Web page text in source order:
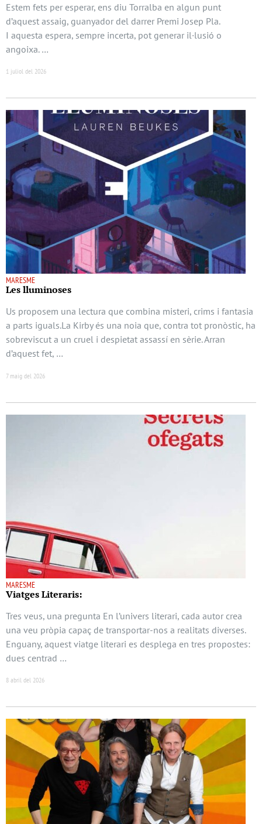
Estem fets per esperar, ens diu Torralba en algun punt
d’aquest assaig, guanyador del darrer Premi Josep Pla.
I aquesta espera, sempre incerta, pot generar il·lusió o
angoixa. …
1 juliol del 2026
MARESME
Les lluminoses
Us proposem una lectura que combina misteri, crims i fantasia
a parts iguals.La Kirby és una noia que, contra tot pronòstic, ha
sobreviscut a un cruel i despietat assassí en sèrie. Arran
d’aquest fet, …
7 maig del 2026
MARESME
Viatges Literaris:
Tres veus, una pregunta En l’univers literari, cada autor crea
una veu pròpia capaç de transportar-nos a realitats diverses.
Enguany, aquest viatge literari es desplega en tres propostes:
dues centrad …
8 abril del 2026